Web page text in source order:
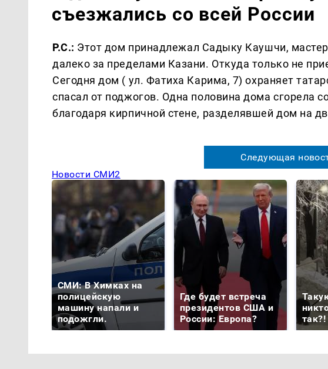
съезжались со всей России
Р.С.: Этот дом принадлежал Садыку Каушчи,
далеко за пределами Казани. Откуда только не
Сегодня дом ( ул. Фатиха Карима, 7) охраняет
спасал от поджогов. Одна половина дома сгорела
благодаря кирпичной стене, разделявшей дом на
Следующая
Новости СМИ2
СМИ: В Химках на
полицейскую
машину напали и
подожгли.
Где будет встреча
президентов США и
России: Европа?
так?!